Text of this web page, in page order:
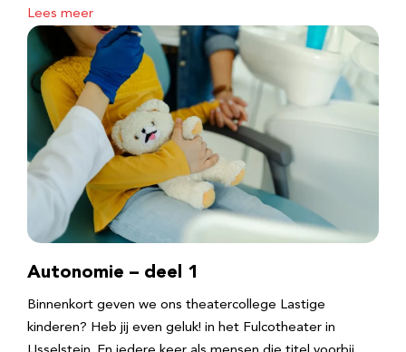
Lees meer
Autonomie – deel 1
Binnenkort geven we ons theatercollege Lastige
kinderen? Heb jij even geluk! in het Fulcotheater in